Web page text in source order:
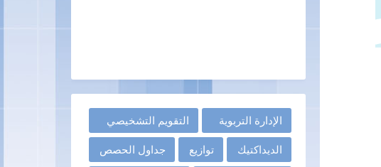
الإدارة التربوية التقويم التشخيصي
الديداكتيك توازيع جداول الحصص